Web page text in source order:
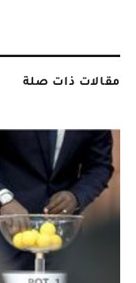
مقالات ذات صلة